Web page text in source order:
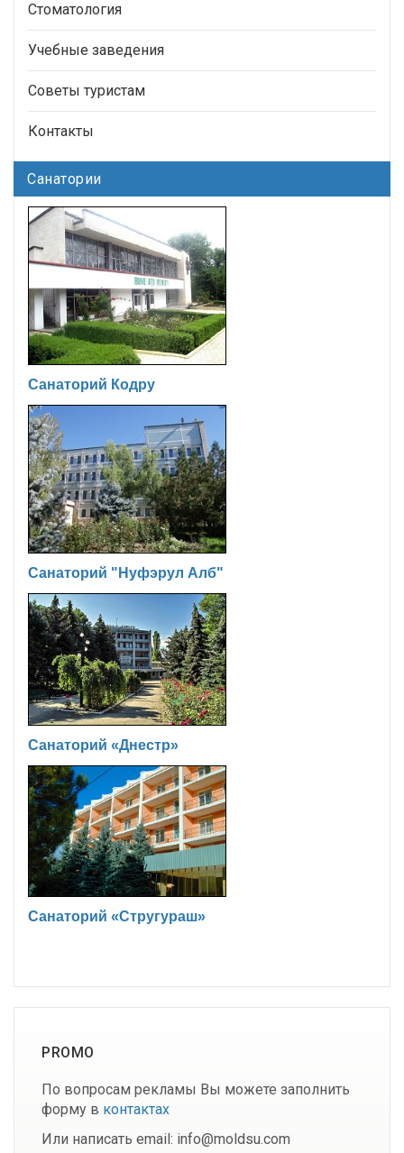
Стоматология
Учебные заведения
Советы туристам
Контакты
Санатории
Санаторий Кодру
Санаторий "Нуфэрул Алб"
Санаторий «Днестр»
Санаторий «Стругураш»
PROMO
По вопросам рекламы Вы можете заполнить
форму в контактах
Или написать email: info@moldsu.com